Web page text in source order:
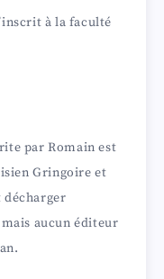
à la faculté
par Romain est
Gringoire et
aucun éditeur